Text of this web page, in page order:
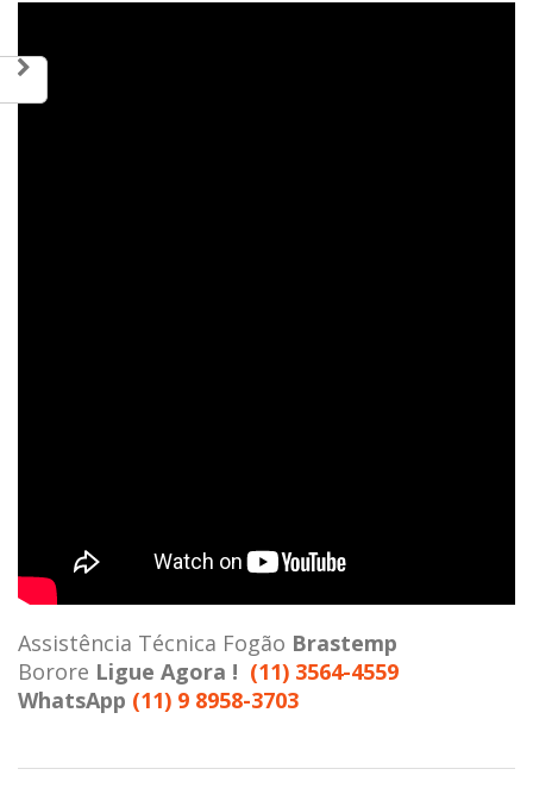
Assistência Técnica Fogão Brastemp
Borore Ligue Agora ! (11) 3564-4559
WhatsApp (11) 9 8958-3703